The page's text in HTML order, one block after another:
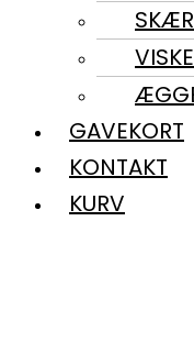
GAVEKORT
KONTAKT
KURV